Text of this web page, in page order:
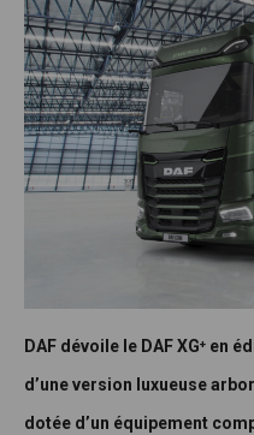
DAF dévoile le DAF XG⁺ en
d’une version luxueuse
dotée d’un équipement